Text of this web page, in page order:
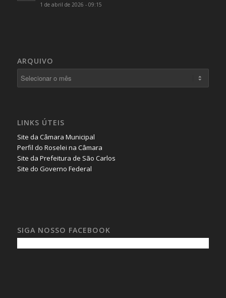
1 de abril de 2026 - 09:15
ARQUIVO
LINKS ÚTEIS
Site da Câmara Municipal
Perfil do Roselei na Câmara
Site da Prefeitura de São Carlos
Site do Governo Federal
SIGA NOSSO FACEBOOK